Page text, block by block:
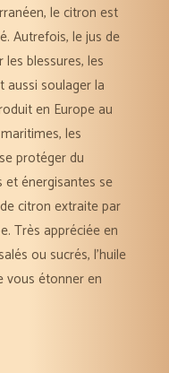
le citron est
Autrefois, le jus de
blessures, les
aussi soulager la
en Europe au
les
protéger du
énergisantes se
citron extraite par
Très appréciée en
ou sucrés, l’huile
vous étonner en